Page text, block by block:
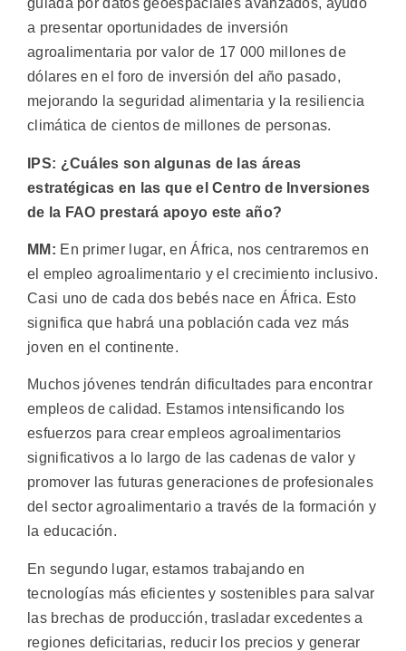
guiada por datos geoespaciales avanzados, ayudó
a presentar oportunidades de inversión
agroalimentaria por valor de 17 000 millones de
dólares en el foro de inversión del año pasado,
mejorando la seguridad alimentaria y la resiliencia
climática de cientos de millones de personas.
IPS: ¿Cuáles son algunas de las áreas
estratégicas en las que el Centro de Inversiones
de la FAO prestará apoyo este año?
MM: En primer lugar, en África, nos centraremos en
el empleo agroalimentario y el crecimiento inclusivo.
Casi uno de cada dos bebés nace en África. Esto
significa que habrá una población cada vez más
joven en el continente.
Muchos jóvenes tendrán dificultades para encontrar
empleos de calidad. Estamos intensificando los
esfuerzos para crear empleos agroalimentarios
significativos a lo largo de las cadenas de valor y
promover las futuras generaciones de profesionales
del sector agroalimentario a través de la formación y
la educación.
En segundo lugar, estamos trabajando en
tecnologías más eficientes y sostenibles para salvar
las brechas de producción, trasladar excedentes a
regiones deficitarias, reducir los precios y generar